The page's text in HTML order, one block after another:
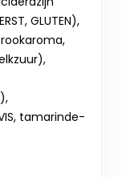
GLUTEN),
tamarinde-